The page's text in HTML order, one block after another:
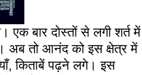
एक बार दोस्तों से लगी शर्त में
अब तो आनंद को इस क्षेत्र में
किताबें पढ़ने लगे। इस